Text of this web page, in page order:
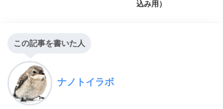
込み用）
この記事を書いた人
ナノトイラボ